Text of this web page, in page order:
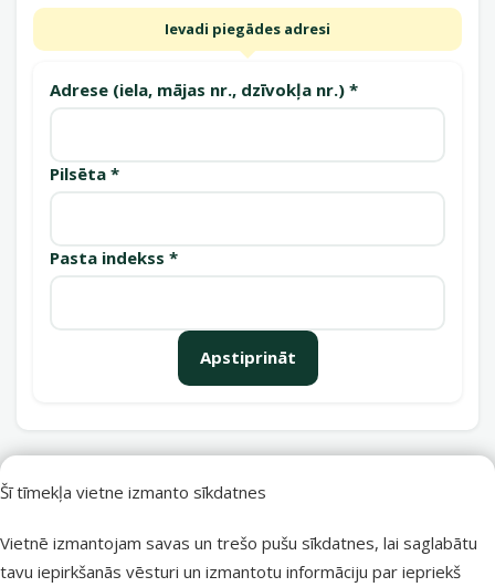
Šī tīmekļa vietne izmanto sīkdatnes
Vietnē izmantojam savas un trešo pušu sīkdatnes, lai saglabātu
tavu iepirkšanās vēsturi un izmantotu informāciju par iepriekš
Ievadi piegādes adresi
Adrese (iela, mājas nr., dzīvokļa nr.) *
Pilsēta *
Pasta indekss *
Apstiprināt